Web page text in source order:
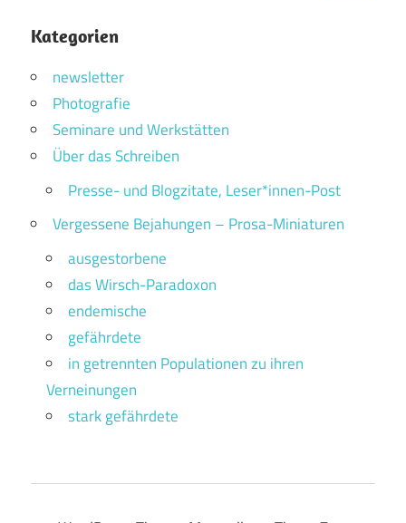
Kategorien
newsletter
Photografie
Seminare und Werkstätten
Über das Schreiben
Presse- und Blogzitate, Leser*innen-Post
Vergessene Bejahungen – Prosa-Miniaturen
ausgestorbene
das Wirsch-Paradoxon
endemische
gefährdete
in getrennten Populationen zu ihren
Verneinungen
stark gefährdete